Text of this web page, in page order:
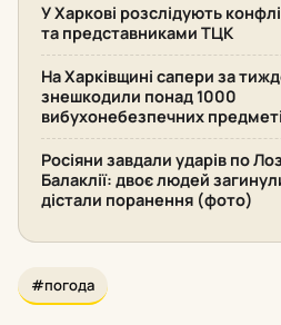
У Харкові розслідують
та представниками ТЦК
На Харківщині сапери за
знешкодили понад 1000
вибухонебезпечних
Росіяни завдали ударів по
Балаклії: двоє людей
дістали поранення (фото)
#погода